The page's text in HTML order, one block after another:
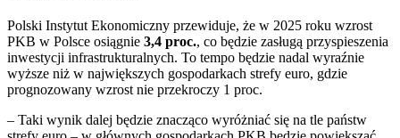
Polski Instytut Ekonomiczny przewiduje, że w 2025 roku wzrost
PKB w Polsce osiągnie 3,4 proc., co będzie zasługą przyspieszenia
inwestycji infrastrukturalnych. To tempo będzie nadal wyraźnie
wyższe niż w największych gospodarkach strefy euro, gdzie
prognozowany wzrost nie przekroczy 1 proc.
– Taki wynik dalej będzie znacząco wyróżniać się na tle państw